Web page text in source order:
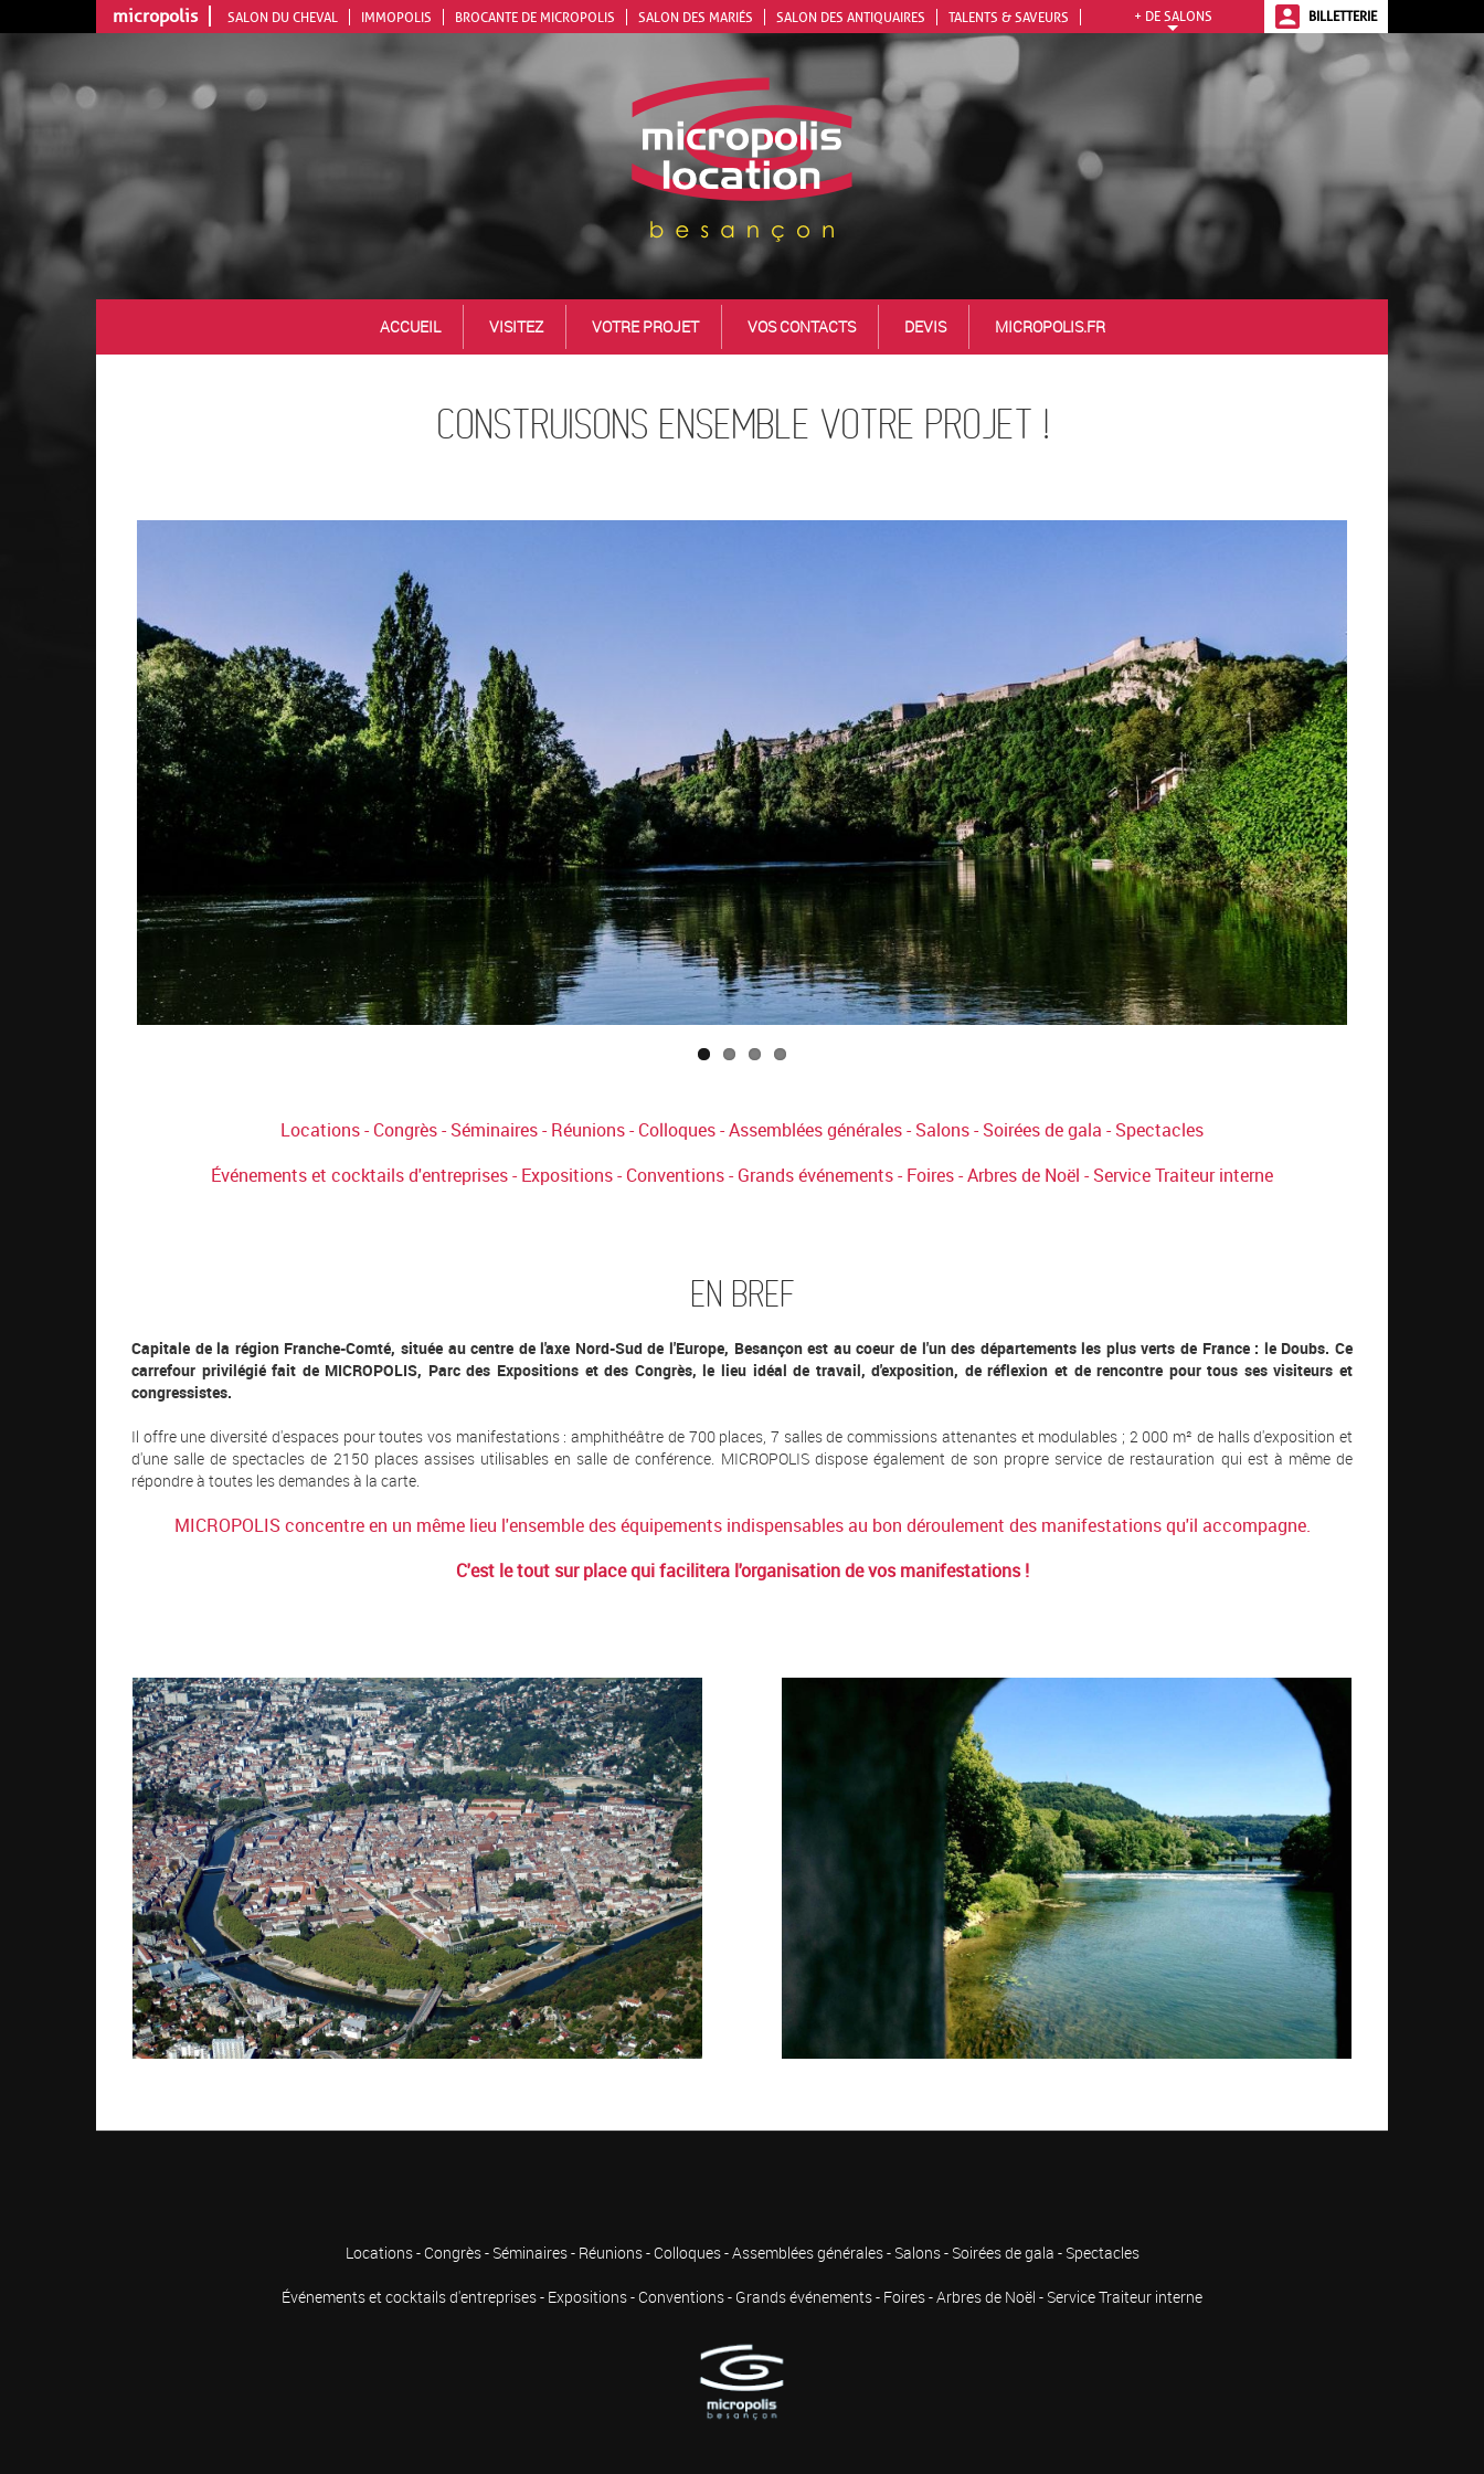
au
contenu
ACCUEIL VISITEZ VOTRE PROJET VOS CONTACTS DEVIS MICROPOLIS.FR
CONSTRUISONS ENSEMBLE VOTRE PROJET !
Locations - Congrès - Séminaires - Réunions - Colloques - Assemblées générales - Salons - Soirées de gala - Spectacles
Événements et cocktails d'entreprises - Expositions - Conventions - Grands événements - Foires - Arbres de Noël - Service Traiteur interne
EN BREF
Capitale de la région Franche-Comté, située au centre de l'axe Nord-Sud de l'Europe, Besançon est au coeur de l'un des départements les plus verts de France : le Doubs. Ce
carrefour privilégié fait de MICROPOLIS, Parc des Expositions et des Congrès, le lieu idéal de travail, d'exposition, de réflexion et de rencontre pour tous ses visiteurs et
congressistes.
Il offre une diversité d'espaces pour toutes vos manifestations : amphithéâtre de 700 places, 7 salles de commissions attenantes et modulables ; 2 000 m² de halls d'exposition et
d'une salle de spectacles de 2150 places assises utilisables en salle de conférence. MICROPOLIS dispose également de son propre service de restauration qui est à même de
répondre à toutes les demandes à la carte.
MICROPOLIS concentre en un même lieu l'ensemble des équipements indispensables au bon déroulement des manifestations qu'il accompagne.
C'est le tout sur place qui facilitera l'organisation de vos manifestations !
VUE_AERIENNE_BESANCON4258.JPG
Locations - Congrès - Séminaires - Réunions - Colloques - Assemblées générales - Salons - Soirées de gala - Spectacles
Événements et cocktails d'entreprises - Expositions - Conventions - Grands événements - Foires - Arbres de Noël - Service Traiteur interne
BILLETTERIE
micropolis SALON DU CHEVAL IMMOPOLIS BROCANTE DE MICROPOLIS SALON DES MARIÉS SALON DES ANTIQUAIRES TALENTS & SAVEURS + DE SALONS